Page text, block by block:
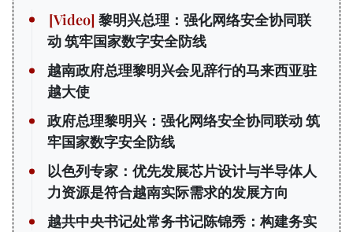
黎明兴总理：强化网络安全协同联
动 筑牢国家数字安全防线
越南政府总理黎明兴会见辞行的马来西亚驻
越大使
政府总理黎明兴：强化网络安全协同联动 筑
牢国家数字安全防线
以色列专家：优先发展芯片设计与半导体人
力资源是符合越南实际需求的发展方向
越共中央书记处常务书记陈锦秀：构建务实